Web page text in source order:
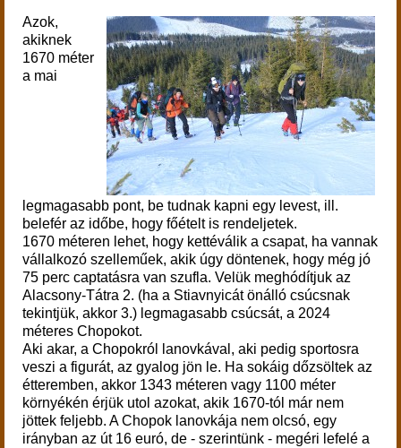
Azok,
akiknek
1670 méter
a mai
legmagasabb pont, be tudnak kapni egy levest, ill.
belefér az időbe, hogy főételt is rendeljetek.
1670 méteren lehet, hogy kettéválik a csapat, ha vannak
vállalkozó szelleműek, akik úgy döntenek, hogy még jó
75 perc captatásra van szufla. Velük meghódítjuk az
Alacsony-Tátra 2. (ha a Stiavnyicát önálló csúcsnak
tekintjük, akkor 3.) legmagasabb csúcsát, a 2024
méteres Chopokot.
Aki akar, a Chopokról lanovkával, aki pedig sportosra
veszi a figurát, az gyalog jön le. Ha sokáig dőzsöltek az
étteremben, akkor 1343 méteren vagy 1100 méter
környékén érjük utol azokat, akik 1670-tól már nem
jöttek feljebb. A Chopok lanovkája nem olcsó, egy
irányban az út 16 euró, de - szerintünk - megéri lefelé a